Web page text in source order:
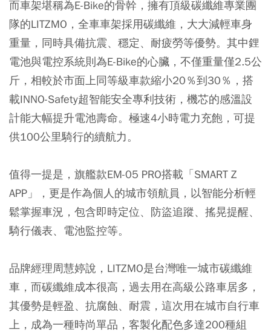
而車架堪稱為E-Bike的骨幹，擁有頂級碳纖維專業團
隊的LITZMO，全車車架採用碳纖維，大大減輕車身
重量，同時具備抗震、穩定、耐疲勞等優勢。其中鋰
電池與電控系統則為E-Bike的心臟，不僅重量僅2.5公
斤，相較於市面上同等級車款縮小20％到30％，搭
載INNO-Safety超智能安全專利技術，機芯的感溫設
計能大幅提升電池壽命。極速4小時電力充飽，可提
供100公里騎行的續航力。
值得一提是，旗艦款EM-05 PRO搭載「SMART Z
APP」，更是作為個人的城市領航員，以智能分析輕
鬆掌握車況，包含即時定位、防盜追蹤、搖晃提醒、
騎行儀表、電池監控等。
品牌經理周慧婷說，LITZMO是台灣唯一城市碳纖維
車，而碳纖維成本很高，過去用在高級公路車居多，
其優勢是輕盈、抗腐蝕、耐震，這次用在城市自行車
上，成為一種時尚單品，客製化配色多達200種組